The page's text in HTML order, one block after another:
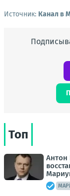
Источник: Канал в
Топ
Антон